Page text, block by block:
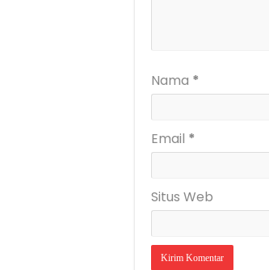
Nama *
Email *
Situs Web